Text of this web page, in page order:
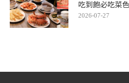
吃到飽必吃菜
2026-07-27